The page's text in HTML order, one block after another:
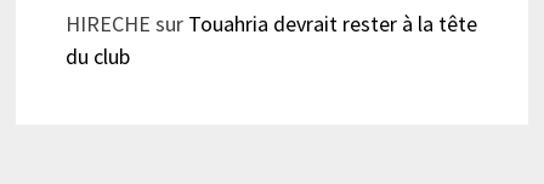
HIRECHE sur Touahria devrait rester à la tête
du club